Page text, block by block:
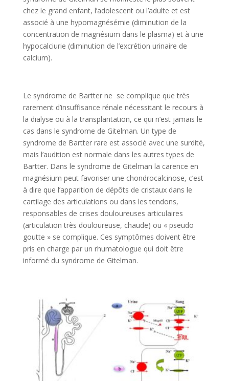
chez le grand enfant, l’adolescent ou l’adulte et est
associé à une hypomagnésémie (diminution de la
concentration de magnésium dans le plasma) et à une
hypocalciurie (diminution de l’excrétion urinaire de
calcium).
Le syndrome de Bartter ne se complique que très
rarement d’insuffisance rénale nécessitant le recours à
la dialyse ou à la transplantation, ce qui n’est jamais le
cas dans le syndrome de Gitelman. Un type de
syndrome de Bartter rare est associé avec une surdité,
mais l’audition est normale dans les autres types de
Bartter. Dans le syndrome de Gitelman la carence en
magnésium peut favoriser une chondrocalcinose, c’est
à dire que l’apparition de dépôts de cristaux dans le
cartilage des articulations ou dans les tendons,
responsables de crises douloureuses articulaires
(articulation très douloureuse, chaude) ou « pseudo
goutte » se complique. Ces symptômes doivent être
pris en charge par un rhumatologue qui doit être
informé du syndrome de Gitelman.